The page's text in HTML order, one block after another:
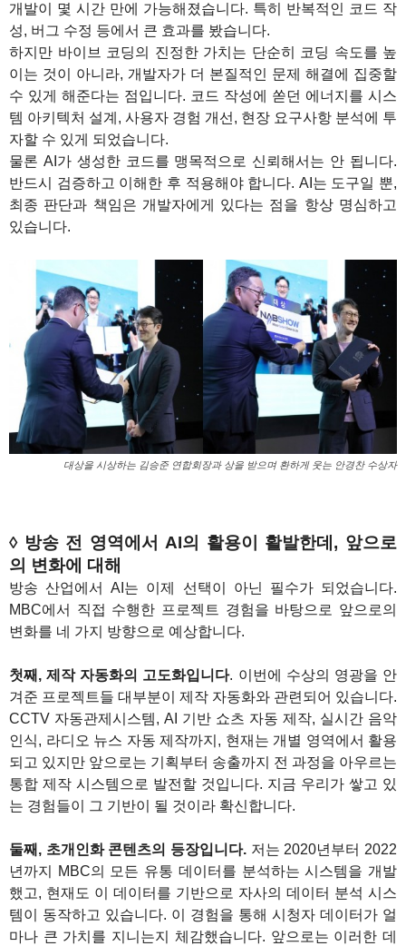
개발이 몇 시간 만에 가능해졌습니다. 특히 반복적인 코드 작
성, 버그 수정 등에서 큰 효과를 봤습니다.
하지만 바이브 코딩의 진정한 가치는 단순히 코딩 속도를 높
이는 것이 아니라, 개발자가 더 본질적인 문제 해결에 집중할
수 있게 해준다는 점입니다. 코드 작성에 쏟던 에너지를 시스
템 아키텍처 설계, 사용자 경험 개선, 현장 요구사항 분석에 투
자할 수 있게 되었습니다.
물론 AI가 생성한 코드를 맹목적으로 신뢰해서는 안 됩니다.
반드시 검증하고 이해한 후 적용해야 합니다. AI는 도구일 뿐,
최종 판단과 책임은 개발자에게 있다는 점을 항상 명심하고
있습니다.
대상을 시상하는 김승준 연합회장과 상을 받으며 환하게 웃는 안경찬 수상자
◊ 방송 전 영역에서 AI의 활용이 활발한데, 앞으로
의 변화에 대해
방송 산업에서 AI는 이제 선택이 아닌 필수가 되었습니다.
MBC에서 직접 수행한 프로젝트 경험을 바탕으로 앞으로의
변화를 네 가지 방향으로 예상합니다.
첫째, 제작 자동화의 고도화입니다. 이번에 수상의 영광을 안
겨준 프로젝트들 대부분이 제작 자동화와 관련되어 있습니다.
CCTV 자동관제시스템, AI 기반 쇼츠 자동 제작, 실시간 음악
인식, 라디오 뉴스 자동 제작까지, 현재는 개별 영역에서 활용
되고 있지만 앞으로는 기획부터 송출까지 전 과정을 아우르는
통합 제작 시스템으로 발전할 것입니다. 지금 우리가 쌓고 있
는 경험들이 그 기반이 될 것이라 확신합니다.
둘째, 초개인화 콘텐츠의 등장입니다. 저는 2020년부터 2022
년까지 MBC의 모든 유통 데이터를 분석하는 시스템을 개발
했고, 현재도 이 데이터를 기반으로 자사의 데이터 분석 시스
템이 동작하고 있습니다. 이 경험을 통해 시청자 데이터가 얼
마나 큰 가치를 지니는지 체감했습니다. 앞으로는 이러한 데